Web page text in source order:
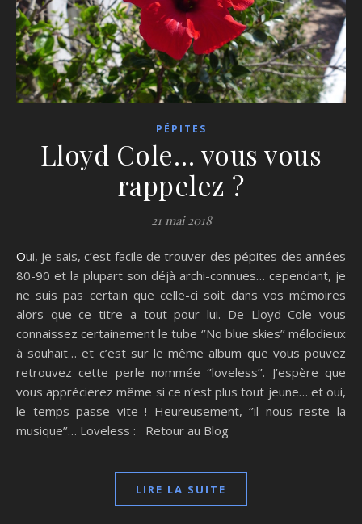
PÉPITES
Lloyd Cole… vous vous
rappelez ?
21 mai 2018
Oui, je sais, c’est facile de trouver des pépites des années
80-90 et la plupart son déjà archi-connues… cependant, je
ne suis pas certain que celle-ci soit dans vos mémoires
alors que ce titre a tout pour lui. De Lloyd Cole vous
connaissez certainement le tube ‘’No blue skies’’ mélodieux
à souhait… et c’est sur le même album que vous pouvez
retrouvez cette perle nommée ‘’loveless’’. J’espère que
vous apprécierez même si ce n’est plus tout jeune… et oui,
le temps passe vite ! Heureusement, ‘’il nous reste la
musique’’… Loveless : Retour au Blog
LIRE LA SUITE